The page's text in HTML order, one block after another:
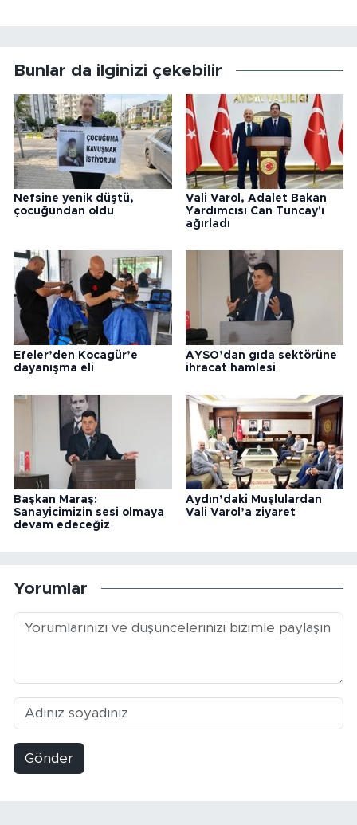
Bunlar da ilginizi çekebilir
Nefsine yenik düştü,
çocuğundan oldu
Vali Varol, Adalet Bakan
Yardımcısı Can Tuncay'ı
ağırladı
Efeler’den Kocagür’e
dayanışma eli
AYSO’dan gıda sektörüne
ihracat hamlesi
Başkan Maraş:
Sanayicimizin sesi olmaya
devam edeceğiz
Aydın’daki Muşlulardan
Vali Varol’a ziyaret
Yorumlar
Gönder